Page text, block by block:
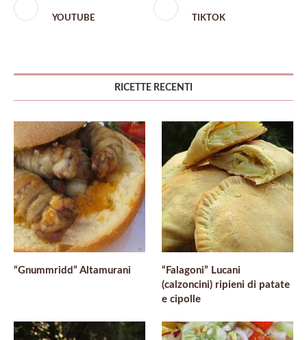
YOUTUBE TIKTOK
RICETTE RECENTI
“Gnummridd” Altamurani
“Falagoni” Lucani
(calzoncini) ripieni di patate
e cipolle